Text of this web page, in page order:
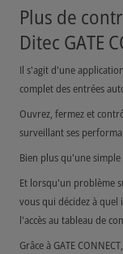
Plus de
Ditec GATE
Il s'agit d'une
complet des entrées
Ouvrez, fermez et
surveillant ses
Bien plus qu'une
Et lorsqu'un problème
vous qui décidez à
l'accès au tableau de
Grâce à GATE